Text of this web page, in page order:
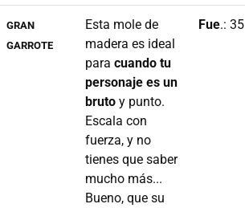
GRAN
GARROTE
Esta mole de
madera es ideal
para cuando tu
personaje es un
bruto y punto.
Escala con
fuerza, y no
tienes que saber
mucho más...
Bueno, que su
Fue.: 35